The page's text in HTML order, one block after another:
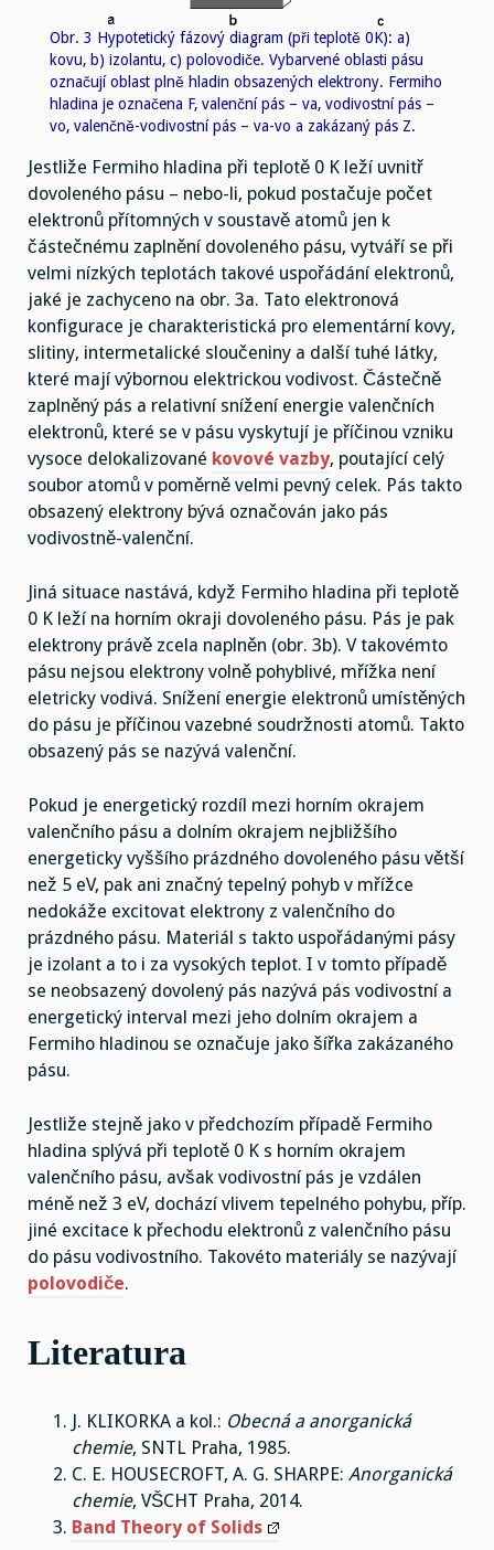
Obr. 3 Hypotetický fázový diagram (při teplotě 0K): a)
kovu, b) izolantu, c) polovodiče. Vybarvené oblasti pásu
označují oblast plně hladin obsazených elektrony. Fermiho
hladina je označena F, valenční pás – va, vodivostní pás –
vo, valenčně-vodivostní pás – va-vo a zakázaný pás Z.
Jestliže Fermiho hladina při teplotě 0 K leží uvnitř
dovoleného pásu – nebo-li, pokud postačuje počet
elektronů přítomných v soustavě atomů jen k
částečnému zaplnění dovoleného pásu, vytváří se při
velmi nízkých teplotách takové uspořádání elektronů,
jaké je zachyceno na obr. 3a. Tato elektronová
konfigurace je charakteristická pro elementární kovy,
slitiny, intermetalické sloučeniny a další tuhé látky,
které mají výbornou elektrickou vodivost. Částečně
zaplněný pás a relativní snížení energie valenčních
elektronů, které se v pásu vyskytují je příčinou vzniku
vysoce delokalizované kovové vazby, poutající celý
soubor atomů v poměrně velmi pevný celek. Pás takto
obsazený elektrony bývá označován jako pás
vodivostně-valenční.
Jiná situace nastává, když Fermiho hladina při teplotě
0 K leží na horním okraji dovoleného pásu. Pás je pak
elektrony právě zcela naplněn (obr. 3b). V takovémto
pásu nejsou elektrony volně pohyblivé, mřížka není
eletricky vodivá. Snížení energie elektronů umístěných
do pásu je příčinou vazebné soudržnosti atomů. Takto
obsazený pás se nazývá valenční.
Pokud je energetický rozdíl mezi horním okrajem
valenčního pásu a dolním okrajem nejbližšího
energeticky vyššího prázdného dovoleného pásu větší
než 5 eV, pak ani značný tepelný pohyb v mřížce
nedokáže excitovat elektrony z valenčního do
prázdného pásu. Materiál s takto uspořádanými pásy
je izolant a to i za vysokých teplot. I v tomto případě
se neobsazený dovolený pás nazývá pás vodivostní a
energetický interval mezi jeho dolním okrajem a
Fermiho hladinou se označuje jako šířka zakázaného
pásu.
Jestliže stejně jako v předchozím případě Fermiho
hladina splývá při teplotě 0 K s horním okrajem
valenčního pásu, avšak vodivostní pás je vzdálen
méně než 3 eV, dochází vlivem tepelného pohybu, příp.
jiné excitace k přechodu elektronů z valenčního pásu
do pásu vodivostního. Takovéto materiály se nazývají
polovodiče.
Literatura
J. KLIKORKA a kol.: Obecná a anorganická
chemie, SNTL Praha, 1985.
C. E. HOUSECROFT, A. G. SHARPE: Anorganická
chemie, VŠCHT Praha, 2014.
Band Theory of Solids